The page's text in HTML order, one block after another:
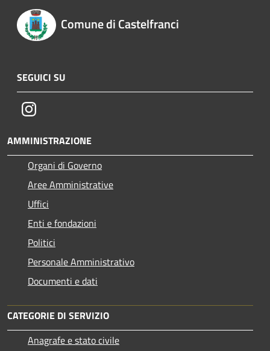
Comune di Castelfranci
SEGUICI SU
Instagram
AMMINISTRAZIONE
Organi di Governo
Aree Amministrative
Uffici
Enti e fondazioni
Politici
Personale Amministrativo
Documenti e dati
CATEGORIE DI SERVIZIO
Anagrafe e stato civile